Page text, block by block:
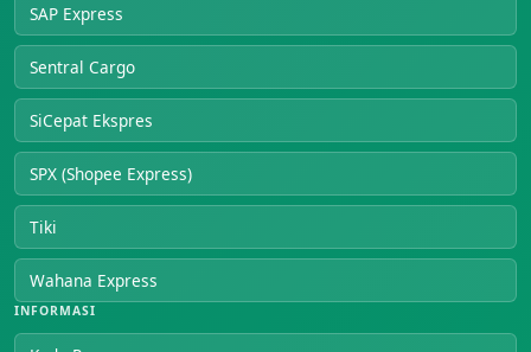
SAP Express
Sentral Cargo
SiCepat Ekspres
SPX (Shopee Express)
Tiki
Wahana Express
INFORMASI